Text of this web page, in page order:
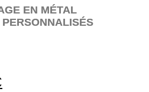
EN MÉTAL
Le